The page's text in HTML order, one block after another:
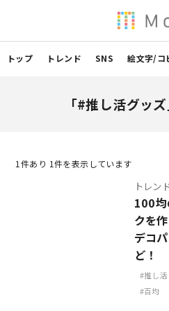
トップ トレンド SNS 絵文字/コ
「#推し活グッ
1 件あり 1件を表示しています
トレン
100均
クを
デコ
ど！
推し活
百均